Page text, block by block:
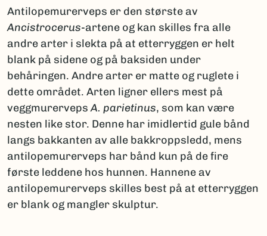
Antilopemurerveps er den største av
Ancistrocerus-artene og kan skilles fra alle
andre arter i slekta på at etterryggen er helt
blank på sidene og på baksiden under
behåringen. Andre arter er matte og ruglete i
dette området. Arten ligner ellers mest på
veggmurervepsA. parietinus, som kan være
nesten like stor. Denne har imidlertid gule bånd
langs bakkanten av alle bakkroppsledd, mens
antilopemurerveps har bånd kun på de fire
første leddene hos hunnen. Hannene av
antilopemurerveps skilles best på at etterryggen
er blank og mangler skulptur.